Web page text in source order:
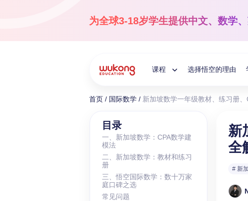
为全球3-18岁学生提供中文、数学
课程
3-18岁
让孩子爱上中文！
选择悟空的理由
首页 / 国际数学 / 新加坡数学一年级教材、练习册、
目录
一、新加坡数学：CPA数学建
模法
二、新加坡数学：教材和练习
册
三、悟空国际数学：数十万家
庭口碑之选
常见问题
新
全
# 新